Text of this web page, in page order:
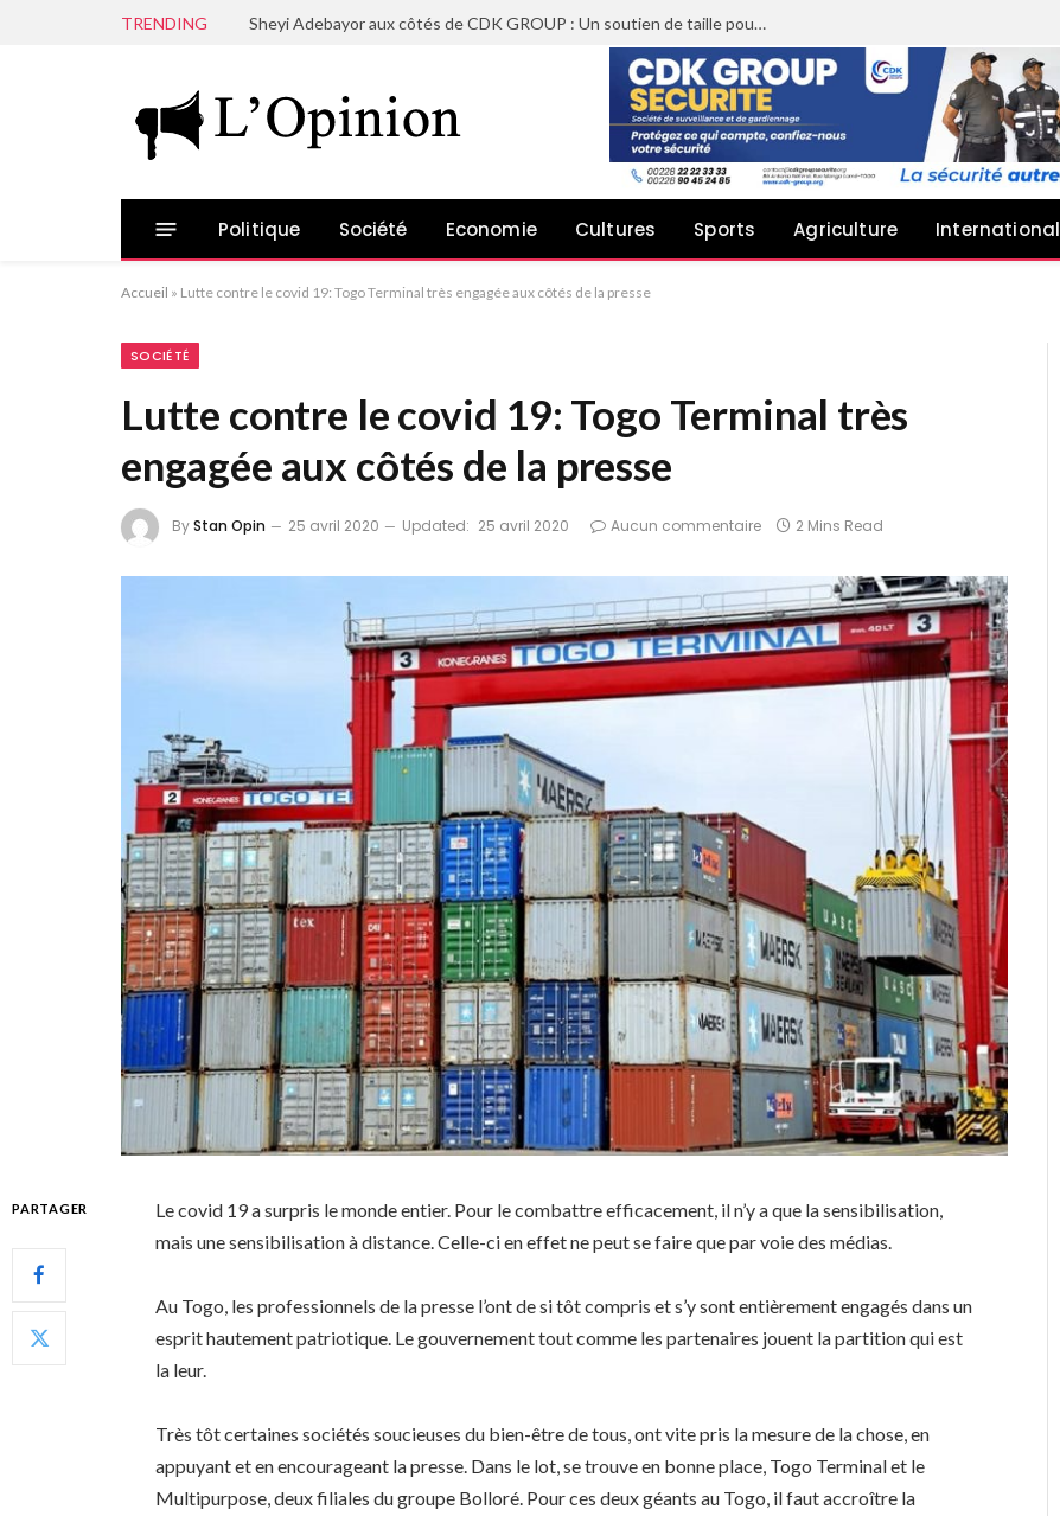
TRENDING Sheyi Adebayor aux côtés de CDK GROUP : Un soutien de taille pour le concert de Joachin Migos
Politique Société Economie Cultures Sports Agriculture International
Accueil » Lutte contre le covid 19: Togo Terminal très engagée aux côtés de la presse
SOCIÉTÉ
Lutte contre le covid 19: Togo Terminal très
engagée aux côtés de la presse
ByStan Opin 25 avril 2020 Updated: 25 avril 2020 Aucun commentaire 2 Mins Read
PARTAGER
Le covid 19 a surpris le monde entier. Pour le combattre efficacement, il n’y a que la sensibilisation,
mais une sensibilisation à distance. Celle-ci en effet ne peut se faire que par voie des médias.
Au Togo, les professionnels de la presse l’ont de si tôt compris et s’y sont entièrement engagés dans un
esprit hautement patriotique. Le gouvernement tout comme les partenaires jouent la partition qui est
la leur.
Très tôt certaines sociétés soucieuses du bien-être de tous, ont vite pris la mesure de la chose, en
appuyant et en encourageant la presse. Dans le lot, se trouve en bonne place, Togo Terminal et le
Multipurpose, deux filiales du groupe Bolloré. Pour ces deux géants au Togo, il faut accroître la